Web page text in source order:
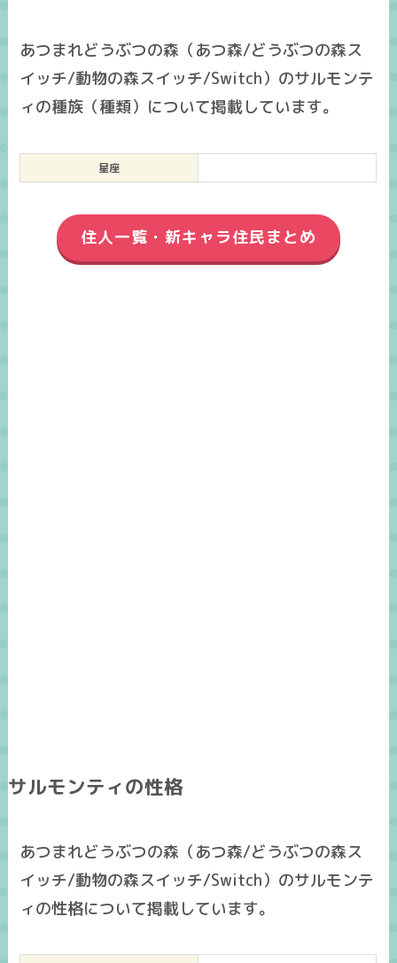
あつまれどうぶつの森（あつ森/どうぶつの森ス
イッチ/動物の森スイッチ/Switch）のサルモンテ
ィの種族（種類）について掲載しています。
星座
住人一覧・新キャラ住民まとめ
サルモンティの性格
あつまれどうぶつの森（あつ森/どうぶつの森ス
イッチ/動物の森スイッチ/Switch）のサルモンテ
ィの性格について掲載しています。